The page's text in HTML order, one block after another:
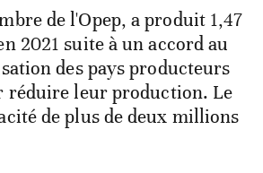
de l'Opep, a produit 1,47
2021 suite à un accord au
des pays producteurs
réduire leur production. Le
de plus de deux millions